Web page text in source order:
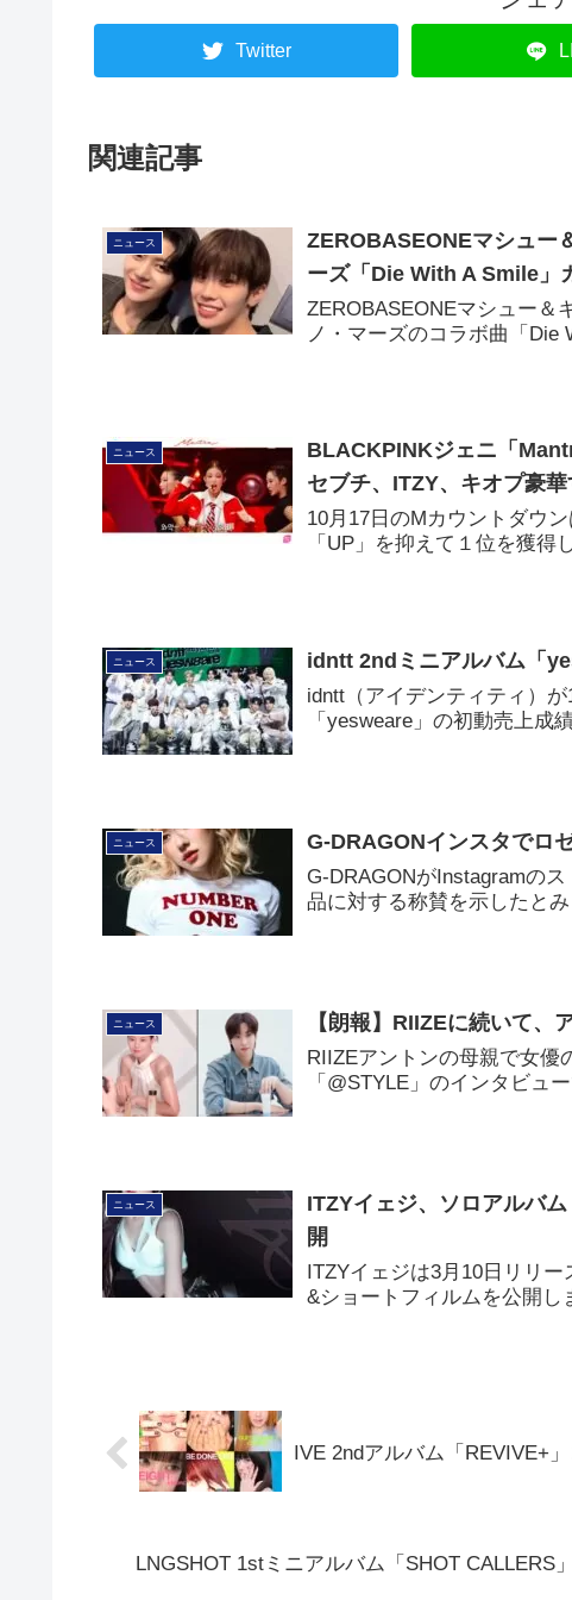
Twitter
関連記事
ニュース
ZEROBASEONEマシュー
ーズ「Die With A Smile」
ZEROBASEONEマシュー＆
ノ・マーズのコラボ曲「Die
ニュース
BLACKPINKジェニ「
セブチ、ITZY、キオプ豪
10月17日のMカウントダウ
「UP」を抑えて１位を獲得
ニュース idntt 2ndミニアルバム「
idntt（アイデンティティ）
「yesweare」の初動売上成
ニュース G-DRAGONインスタでロ
G-DRAGONがInstagramの
品に対する称賛を示したとみ
ニュース 【朗報】RIIZEに続いて、
RIIZEアントンの母親で女優
「@STYLE」のインタビュ
ニュース
ITZYイェジ、ソロアルバ
開
ITZYイェジは3月10日リリ
&ショートフィルムを公開し
IVE 2ndアルバム「REVIVE+
LNGSHOT 1stミニアルバム「SHOT CALLERS